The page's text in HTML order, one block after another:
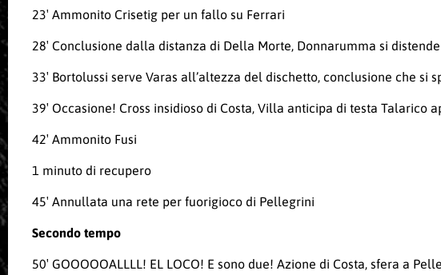
23′ Ammonito Crisetig per un fallo su Ferrari
28′ Conclusione dalla distanza di Della Morte, Donnarumma si
33′ Bortolussi serve Varas all’altezza del dischetto, conclusione che si
39′ Occasione! Cross insidioso di Costa, Villa anticipa di testa Talarico
42′ Ammonito Fusi
1 minuto di recupero
45′ Annullata una rete per fuorigioco di Pellegrini
Secondo tempo
50′ GOOOOOALLLL! EL LOCO! E sono due! Azione di Costa, sfera a